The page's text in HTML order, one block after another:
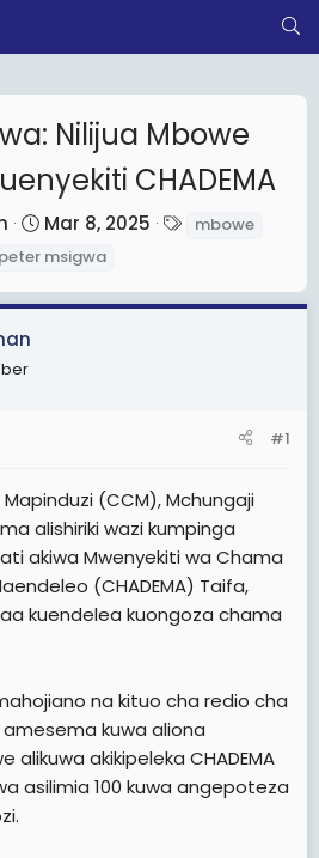
Nilijua Mbowe
CHADEMA
S
t
r
Mar 8, 2025
s
mbowe
peter msigwa
#1
(CCM), Mchungaji
alishiriki wazi kumpinga
akiwa Mwenyekiti wa Chama
(CHADEMA) Taifa,
kuendelea kuongoza chama
na kituo cha redio cha
amesema kuwa aliona
alikuwa akikipeleka CHADEMA
asilimia 100 kuwa angepoteza